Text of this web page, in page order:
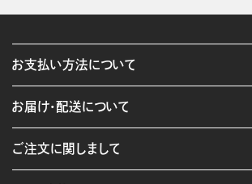
お支払い方法について
お届け・配送について
ご注文に関しまして